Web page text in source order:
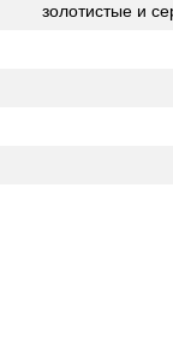
золотистые и